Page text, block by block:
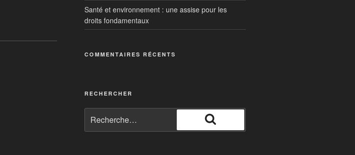
Santé et environnement : une assise pour les
droits fondamentaux
COMMENTAIRES RÉCENTS
RECHERCHER